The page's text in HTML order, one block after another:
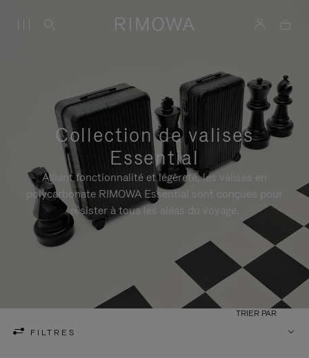
Collection de valises
Essential
Alliant fonctionnalité et légèreté, les valises en
polycarbonate RIMOWA Essential sont conçues pour
résister à tous les aléas du voyage.
FILTRES
TRIER PAR